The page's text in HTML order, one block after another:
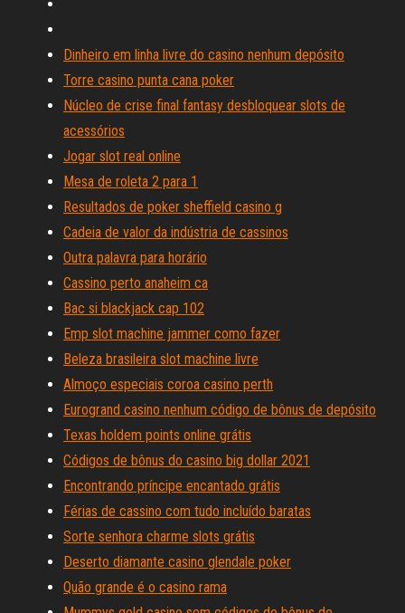
Dinheiro em linha livre do casino nenhum depósito
Torre casino punta cana poker
Núcleo de crise final fantasy desbloquear slots de
acessórios
Jogar slot real online
Mesa de roleta 2 para 1
Resultados de poker sheffield casino g
Cadeia de valor da indústria de cassinos
Outra palavra para horário
Cassino perto anaheim ca
Bac si blackjack cap 102
Emp slot machine jammer como fazer
Beleza brasileira slot machine livre
Almoço especiais coroa casino perth
Eurogrand casino nenhum código de bônus de depósito
Texas holdem points online grátis
Códigos de bônus do casino big dollar 2021
Encontrando príncipe encantado grátis
Férias de cassino com tudo incluído baratas
Sorte senhora charme slots grátis
Deserto diamante casino glendale poker
Quão grande é o casino rama